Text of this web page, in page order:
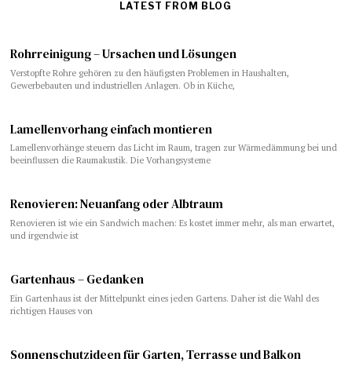
LATEST FROM BLOG
Rohrreinigung – Ursachen und Lösungen
Verstopfte Rohre gehören zu den häufigsten Problemen in Haushalten,
Gewerbebauten und industriellen Anlagen. Ob in Küche,
Lamellenvorhang einfach montieren
Lamellenvorhänge steuern das Licht im Raum, tragen zur Wärmedämmung bei und
beeinflussen die Raumakustik. Die Vorhangsysteme
​​Renovieren: Neuanfang oder Albtraum
Renovieren ist wie ein Sandwich machen: Es kostet immer mehr, als man erwartet,
und irgendwie ist
Gartenhaus – Gedanken
Ein Gartenhaus ist der Mittelpunkt eines jeden Gartens. Daher ist die Wahl des
richtigen Hauses von
Sonnenschutzideen für Garten, Terrasse und Balkon